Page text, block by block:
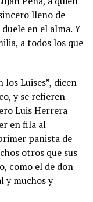
lleno de
en el alma. Y
a todos los que
los Luises”, dicen
y se refieren
Luis Herrera
en fila al
panista de
otros que sus
como el de don
y muchos y